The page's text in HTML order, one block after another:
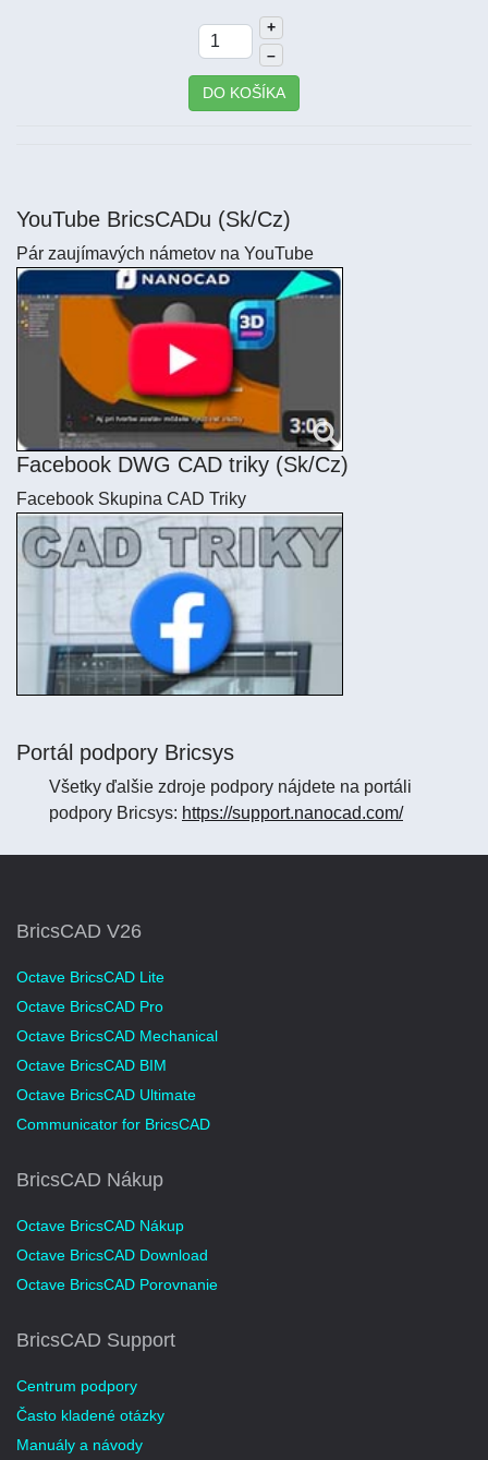
+
–
DO KOŠÍKA
YouTube BricsCADu (Sk/Cz)
Pár zaujímavých námetov na YouTube
Facebook DWG CAD triky (Sk/Cz)
Facebook Skupina CAD Triky
Portál podpory Bricsys
Všetky ďalšie zdroje podpory nájdete na portáli
podpory Bricsys: https://support.nanocad.com/
BricsCAD V26
Octave BricsCAD Lite
Octave BricsCAD Pro
Octave BricsCAD Mechanical
Octave BricsCAD BIM
Octave BricsCAD Ultimate
Communicator for BricsCAD
BricsCAD Nákup
Octave BricsCAD Nákup
Octave BricsCAD Download
Octave BricsCAD Porovnanie
BricsCAD Support
Centrum podpory
Často kladené otázky
Manuály a návody